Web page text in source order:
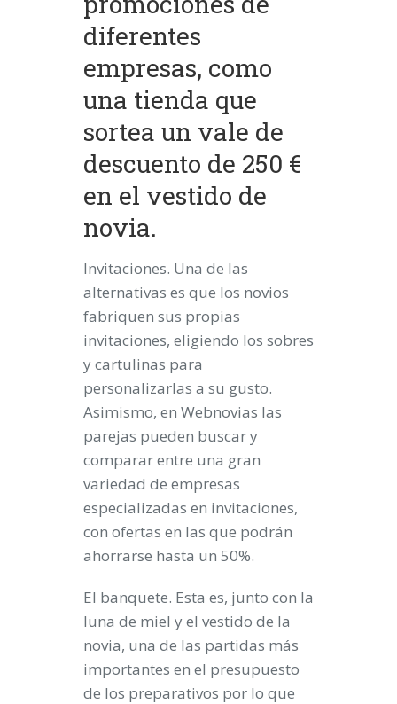
diferentes
empresas, como
una tienda que
sortea un vale de
descuento de 250 €
en el vestido de
novia.
Invitaciones. Una de las
alternativas es que los novios
fabriquen sus propias
invitaciones, eligiendo los sobres
y cartulinas para
personalizarlas a su gusto.
Asimismo, en Webnovias las
parejas pueden buscar y
comparar entre una gran
variedad de empresas
especializadas en invitaciones,
con ofertas en las que podrán
ahorrarse hasta un 50%.
El banquete. Esta es, junto con la
luna de miel y el vestido de la
novia, una de las partidas más
importantes en el presupuesto
de los preparativos por lo que